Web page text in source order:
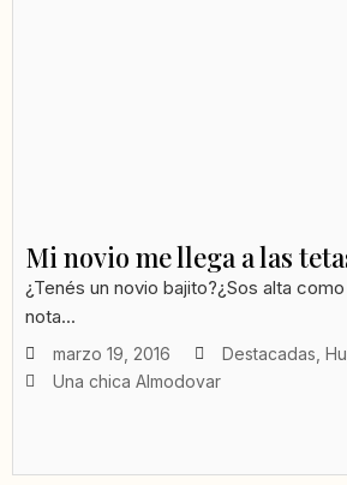
Mi novio me llega a las
¿Tenés un novio bajito?¿Sos alta
nota...
marzo 19, 2016 Destacadas
Una chica Almodovar